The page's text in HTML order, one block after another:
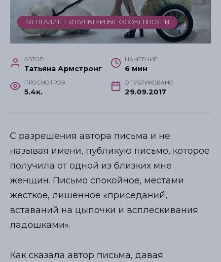
МЕНТАЛИТЕТ И КУЛЬТУРНЫЕ ОСОБЕННОСТИ
АВТОР
Татьяна Армстронг
НА ЧТЕНИЕ
6 мин
ПРОСМОТРОВ
5.4к.
ОПУБЛИКОВАНО
29.09.2017
С разрешения автора письма и не
называя имени, публикую письмо, которое
получила от одной из близких мне
женщин. Письмо спокойное, местами
жесткое, лишённое «приседаний,
вставаний на цыпочки и всплескивания
ладошками».
Как сказала автор письма, давая